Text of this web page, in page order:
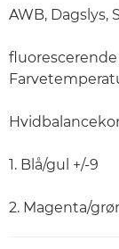
AWB, Dagslys,
1. Blå/gul +/-9
2. Magenta/